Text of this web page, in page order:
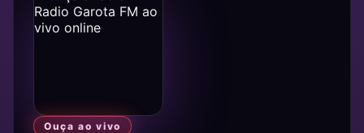
Ouça ao vivo